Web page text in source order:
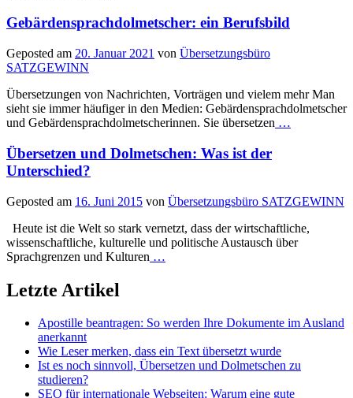
Gebärdensprachdolmetscher: ein Berufsbild
Geposted am 20. Januar 2021 von Übersetzungsbüro
SATZGEWINN
Übersetzungen von Nachrichten, Vorträgen und vielem mehr Man
sieht sie immer häufiger in den Medien: Gebärdensprachdolmetscher
und Gebärdensprachdolmetscherinnen. Sie übersetzen …
Übersetzen und Dolmetschen: Was ist der
Unterschied?
Geposted am 16. Juni 2015 von Übersetzungsbüro SATZGEWINN
Heute ist die Welt so stark vernetzt, dass der wirtschaftliche,
wissenschaftliche, kulturelle und politische Austausch über
Sprachgrenzen und Kulturen …
Letzte Artikel
Apostille beantragen: So werden Ihre Dokumente im Ausland
anerkannt
Wie Leser merken, dass ein Text übersetzt wurde
Ist es noch sinnvoll, Übersetzen und Dolmetschen zu
studieren?
SEO für internationale Webseiten: Warum eine gute